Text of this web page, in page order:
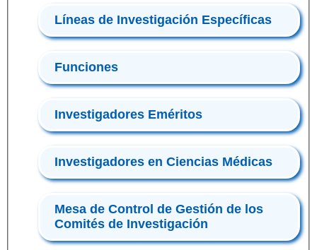
Líneas de Investigación Específicas
Funciones
Investigadores Eméritos
Investigadores en Ciencias Médicas
Mesa de Control de Gestión de los
Comités de Investigación